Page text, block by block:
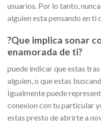
usuarios. Por lo tanto,
alguien esta pensando en ti
?Que implica sonar
enamorada de ti?
puede indicar que estas
alguien, o que estas
Igualmente puede
conexion con tu particular
estas presto de abrirte a